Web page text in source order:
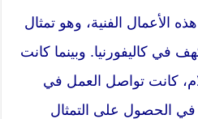
الأعمال الفنية، وهو تمثال
في كاليفورنيا. وبينما كانت
كانت تواصل العمل في
الحصول على التمثال